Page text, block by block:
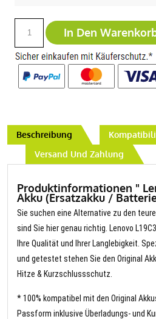
In Den
Beschreibung
Versand Und Zahlung
Produktinformationen "
Akku (Ersatzakku /
Sie suchen eine Alternative zu den
sind Sie hier genau richtig. Lenovo
Ihre Qualität und Ihrer Langlebigkeit.
und getestet stehen Sie den Original
Hitze & Kurzschlussschutz.
* 100% kompatibel mit den Original
Passform inklusive Überladungs- und